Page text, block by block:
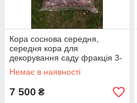
Кора соснова середня,
середня кора для
декорування саду фракція 3-
5 см об'єм мішка 50 л набір з
50-ти мішків
Немає в наявності
7 500 ₴